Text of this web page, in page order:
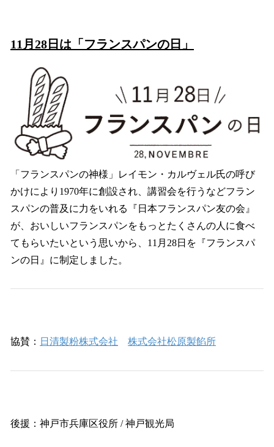
11月28日は「フランスパンの日」
「フランスパンの神様」レイモン・カルヴェル氏の呼び
かけにより1970年に創設され、講習会を行うなどフラン
スパンの普及に力をいれる『日本フランスパン友の会』
が、おいしいフランスパンをもっとたくさんの人に食べ
てもらいたいという思いから、11月28日を『フランスパ
ンの日』に制定しました。
協賛： 日清製粉株式会社 株式会社松原製餡所
後援：神戸市兵庫区役所 / 神戸観光局